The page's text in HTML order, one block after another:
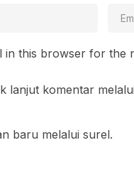
in this browser for the
lanjut komentar
baru melalui surel.